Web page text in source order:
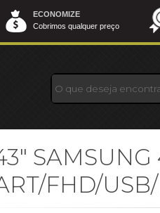
ECONOMIZE
Cobrimos qualquer preço
SAMSUNG
FHD/